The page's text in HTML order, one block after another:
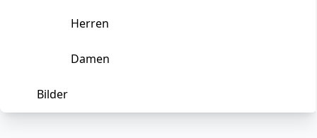
Herren
Damen
Bilder